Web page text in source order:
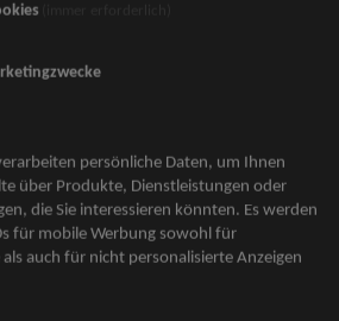
Tickets
persönliche Daten, um Ihnen
über Produkte, Dienstleistungen oder
die Sie interessieren könnten. Es werden
für mobile Werbung sowohl für
auch für nicht personalisierte Anzeigen